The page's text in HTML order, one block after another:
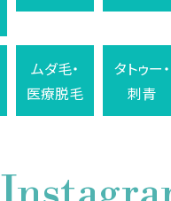
ムダ毛・
医療脱毛
タトゥー・
刺青